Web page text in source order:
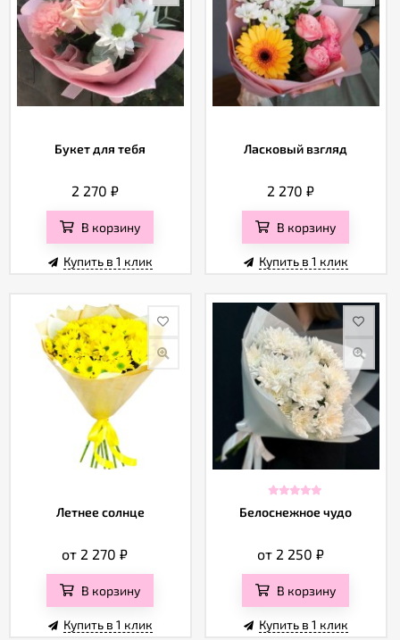
Букет для тебя
2 270 ₽
В корзину
Купить в 1 клик
Ласковый взгляд
2 270 ₽
В корзину
Купить в 1 клик
Летнее солнце
от 2 270₽
В корзину
Купить в 1 клик
Белоснежное чудо
от 2 250 ₽
В корзину
Купить в 1 клик